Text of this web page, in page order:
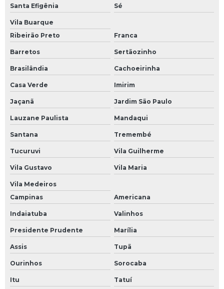
Treinamento de brigada em sorocaba
Treinamento nr para empresas
Santa Efigênia Sé
Vila Buarque
Ribeirão Preto
Franca
Barretos Sertãozinho
Brasilândia Cachoeirinha
Casa Verde Imirim
Jaçanã Jardim São Paulo
Lauzane Paulista Mandaqui
Santana Tremembé
Tucuruvi Vila Guilherme
Vila Gustavo Vila Maria
Vila Medeiros
Campinas
Americana
Indaiatuba Valinhos
Presidente Prudente Marília
Assis Tupã
Ourinhos Sorocaba
Itu Tatuí